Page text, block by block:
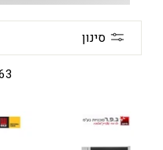
סינון
63